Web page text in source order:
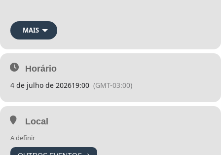
Night Run– Etapa Black | 4ª Edição
A Night Run – Etapa Black chega à sua 4ª edição, transformando o
movimento.
percurso e celebre cada superação. Aqui, cada passo brilha, cada
chegada emociona.
Porque quando a cidade escurece, a pista se acende.
Afinal, a pista é sua!
MAIS
Horário
4 de julho de 202619:00 (GMT-03:00)
Local
A definir